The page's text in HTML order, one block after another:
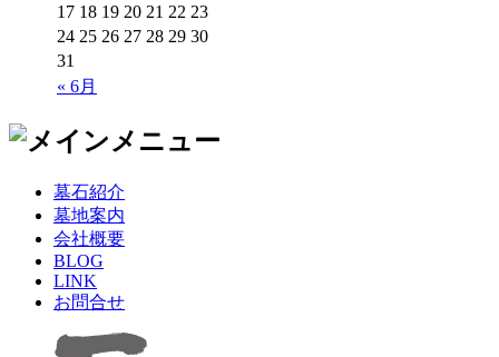
« 6月
17 18 19 20 21 22 23
24 25 26 27 28 29 30
31
墓石紹介
墓地案内
会社概要
BLOG
LINK
お問合せ